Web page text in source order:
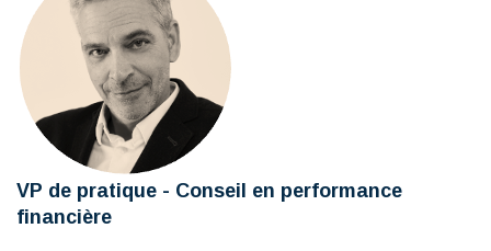
VP de pratique - Conseil en performance
financière